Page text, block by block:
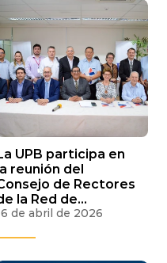
UPB participa en
reunión del
de Rectores
la Red de
de Santa
de abril de 2026